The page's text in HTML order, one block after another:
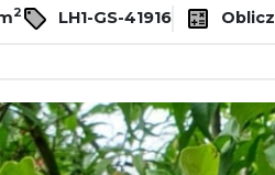
2 LH1-GS-41916